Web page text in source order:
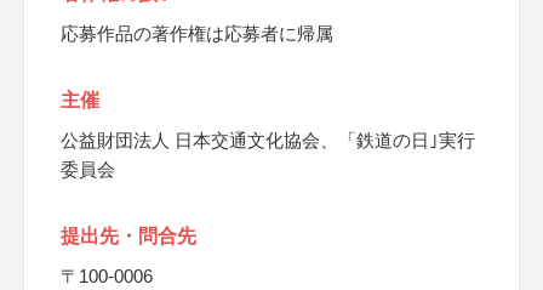
応募作品の著作権は応募者に帰属
主催
公益財団法人 日本交通文化協会、「鉄道の日｣実行
委員会
提出先・問合先
〒100-0006